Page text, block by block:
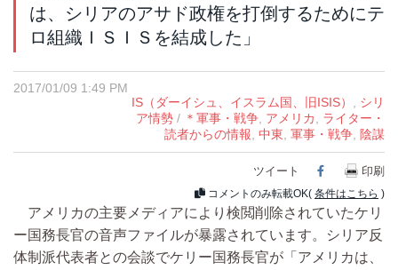
は、シリアのアサド政権を打倒するためにテ
ロ組織ＩＳＩＳを結成した」
2017/01/09 1:49 PM
IS（ダーイシュ、イスラム国、旧ISIS）
シリ
ア情勢 / ＊軍事・戦争 アメリカ
ライター・
読者からの情報 中東 軍事・戦争 陰謀
ツイート Facebook
印刷
コメントのみ転載OK( 条件はこちら )
アメリカの主要メディアにより検閲削除されていたケリ
ー国務長官の音声ファイルが暴露されています。シリア反
体制派代表者との会談でケリー国務長官が「アメリカは、